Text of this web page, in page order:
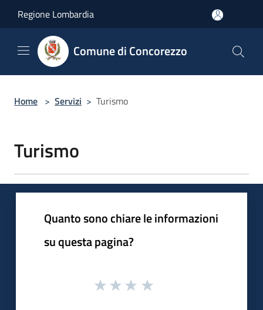
Regione Lombardia
Comune di Concorezzo
Home > Servizi > Turismo
Turismo
Quanto sono chiare le informazioni
su questa pagina?